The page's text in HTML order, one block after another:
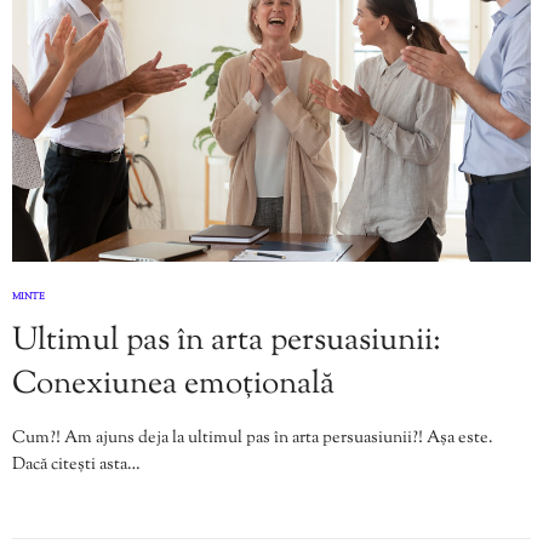
MINTE
Ultimul pas în arta persuasiunii:
Conexiunea emoțională
Cum?! Am ajuns deja la ultimul pas în arta persuasiunii?! Așa este.
Dacă citești asta…